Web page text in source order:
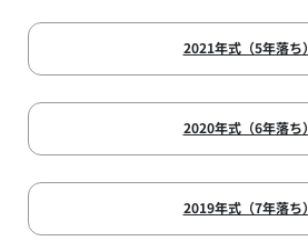
2021年式（5年落ち）
2020年式（6年落ち）
2019年式（7年落ち）